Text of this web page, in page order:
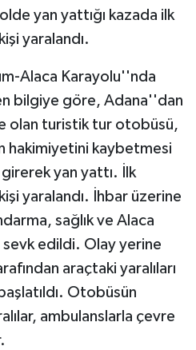
yan yattığı kazada ilk
yaralandı.
Alaca Karayolu''nda
bilgiye göre, Adana''dan
olan turistik tur otobüsü,
hakimiyetini kaybetmesi
yan yattı. İlk
yaralandı. İhbar üzerine
sağlık ve Alaca
edildi. Olay yerine
araçtaki yaralıları
Otobüsün
ambulanslarla çevre